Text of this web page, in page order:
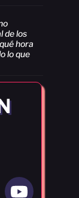
de los
hora
lo que